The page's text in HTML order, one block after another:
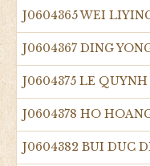
J0604365 WEI
J0604367 DING
J0604375 LE
J0604378 HO
J0604382 BUI DUC